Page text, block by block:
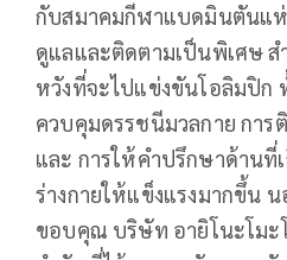
กับสมาคมกีฬาแบดมินตันแห่
ดูแลและติดตามเป็นพิเศษ
หวังที่จะไปแข่งขันโอลิมปิก
ควบคุมดรรชนีมวลกาย การ
และ การให้คำปรึกษาด้านที่
ร่างกายให้แข็งแรงมากขึ้น
ขอบคุณ บริษัท อายิโนะโมะ